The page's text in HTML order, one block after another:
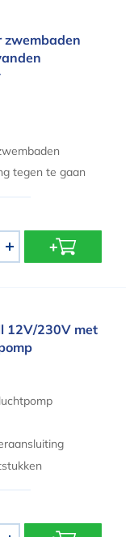
zachte wanden
zwembaden
tegen te gaan
+
luchtpomp
12V/230V met